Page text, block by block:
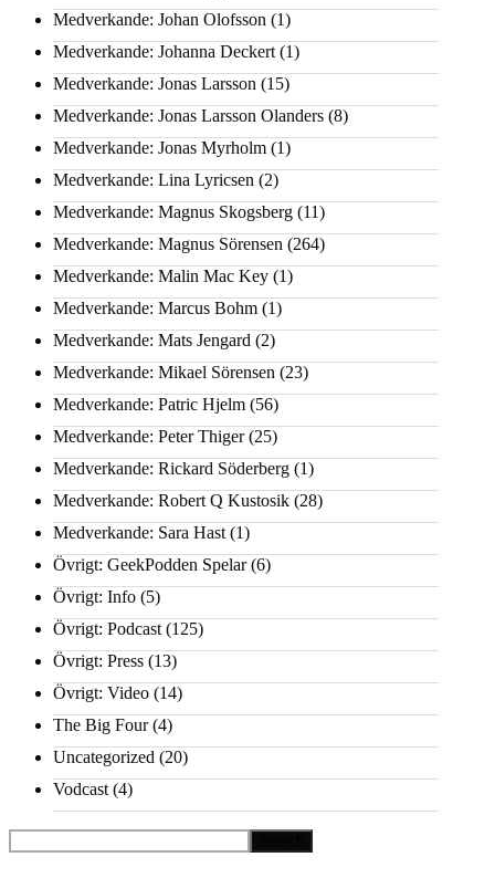
Medverkande: Johan Olofsson (1)
Medverkande: Johanna Deckert (1)
Medverkande: Jonas Larsson (15)
Medverkande: Jonas Larsson Olanders (8)
Medverkande: Jonas Myrholm (1)
Medverkande: Lina Lyricsen (2)
Medverkande: Magnus Skogsberg (11)
Medverkande: Magnus Sörensen (264)
Medverkande: Malin Mac Key (1)
Medverkande: Marcus Bohm (1)
Medverkande: Mats Jengard (2)
Medverkande: Mikael Sörensen (23)
Medverkande: Patric Hjelm (56)
Medverkande: Peter Thiger(25)
Medverkande: Rickard Söderberg (1)
Medverkande: Robert Q Kustosik (28)
Medverkande: Sara Hast (1)
Övrigt: GeekPodden Spelar(6)
Övrigt: Info (5)
Övrigt: Podcast (125)
Övrigt: Press (13)
Övrigt: Video (14)
The Big Four(4)
Uncategorized (20)
Vodcast (4)